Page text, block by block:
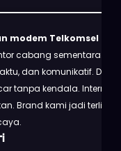
modem Telkomsel dari
cabang sementara.
dan komunikatif. Dari
tanpa kendala. Internet
Brand kami jadi terlihat